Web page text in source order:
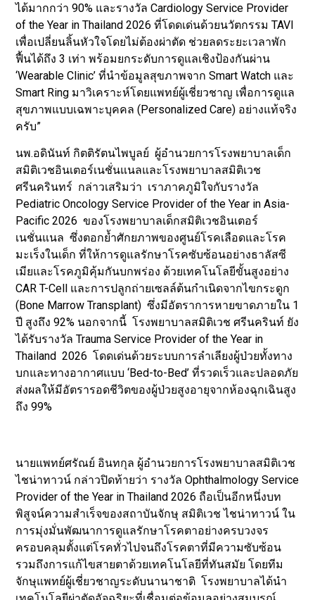
ได้มากกว่า 90% และรางวัล Cardiology Service Provider
of the Year in Thailand 2026 ที่โดดเด่นด้วยนวัตกรรม TAVI
เพื่อเปลี่ยนลิ้นหัวใจโดยไม่ต้องผ่าตัด ช่วยลดระยะเวลาพัก
ฟื้นได้ถึง 3 เท่า พร้อมยกระดับการดูแลเชิงป้องกันผ่าน
‘Wearable Clinic’ ที่นำข้อมูลสุขภาพจาก Smart Watch และ
Smart Ring มาวิเคราะห์โดยแพทย์ผู้เชี่ยวชาญ เพื่อการดูแล
สุขภาพแบบเฉพาะบุคคล (Personalized Care) อย่างแท้จริง
ครับ”
นพ.อดินันท์ กิตติรัตนไพบูลย์ ผู้อำนวยการโรงพยาบาลเด็ก
สมิติเวชอินเตอร์เนชั่นแนลและโรงพยาบาลสมิติเวช
ศรีนครินทร์ กล่าวเสริมว่า เราภาคภูมิใจกับรางวัล
Pediatric Oncology Service Provider of the Year in Asia-
Pacific 2026 ของโรงพยาบาลเด็กสมิติเวชอินเตอร์
เนชั่นแนล ซึ่งตอกย้ำศักยภาพของศูนย์โรคเลือดและโรค
มะเร็งในเด็ก ที่ให้การดูแลรักษาโรคซับซ้อนอย่างธาลัสซี
เมียและโรคภูมิคุ้มกันบกพร่อง ด้วยเทคโนโลยีขั้นสูงอย่าง
CAR T-Cell และการปลูกถ่ายเซลล์ต้นกำเนิดจากไขกระดูก
(Bone Marrow Transplant) ซึ่งมีอัตราการหายขาดภายใน 1
ปี สูงถึง 92% นอกจากนี้ โรงพยาบาลสมิติเวช ศรีนครินท์ ยัง
ได้รับรางวัล Trauma Service Provider of the Year in
Thailand 2026 โดดเด่นด้วยระบบการลำเลียงผู้ป่วยทั้งทาง
บกและทางอากาศแบบ ‘Bed-to-Bed’ ที่รวดเร็วและปลอดภัย
ส่งผลให้มีอัตรารอดชีวิตของผู้ป่วยสูงอายุจากห้องฉุกเฉินสูง
ถึง 99%
นายแพทย์ศรัณย์ อินทกุล ผู้อำนวยการโรงพยาบาลสมิติเวช
ไชน่าทาวน์ กล่าวปิดท้ายว่า รางวัล Ophthalmology Service
Provider of the Year in Thailand 2026 ถือเป็นอีกหนึ่งบท
พิสูจน์ความสำเร็จของสถาบันจักษุ สมิติเวช ไชน่าทาวน์ ใน
การมุ่งมั่นพัฒนาการดูแลรักษาโรคตาอย่างครบวงจร
ครอบคลุมตั้งแต่โรคทั่วไปจนถึงโรคตาที่มีความซับซ้อน
รวมถึงการแก้ไขสายตาด้วยเทคโนโลยีที่ทันสมัย โดยทีม
จักษุแพทย์ผู้เชี่ยวชาญระดับนานาชาติ โรงพยาบาลได้นำ